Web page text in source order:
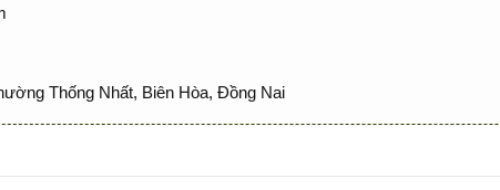
Thống Nhất, Biên Hòa, Đồng Nai